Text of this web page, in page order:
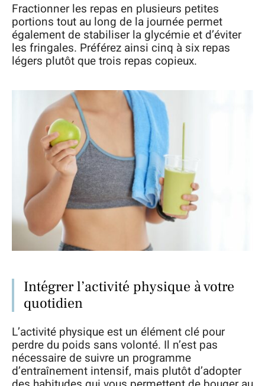
Fractionner les repas en plusieurs petites
portions tout au long de la journée permet
également de stabiliser la glycémie et d’éviter
les fringales. Préférez ainsi cinq à six repas
légers plutôt que trois repas copieux.
Intégrer l’activité physique à votre
quotidien
L’activité physique est un élément clé pour
perdre du poids sans volonté. Il n’est pas
nécessaire de suivre un programme
d’entraînement intensif, mais plutôt d’adopter